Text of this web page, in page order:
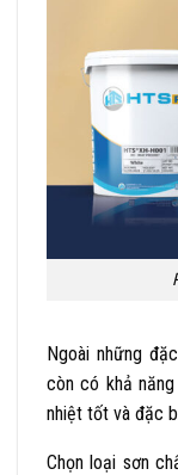
Ngoài những
còn có khả
nhiệt tốt và đặc
Chọn loại sơn